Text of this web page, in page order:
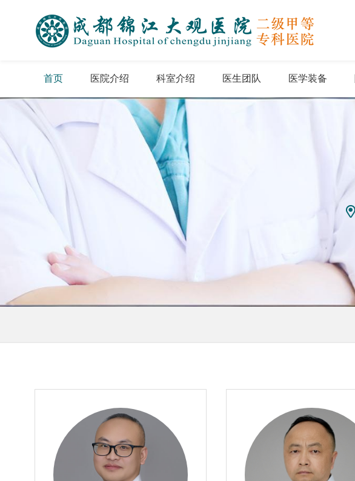
首页 医院介绍 科室介绍 医生团队 医学装备